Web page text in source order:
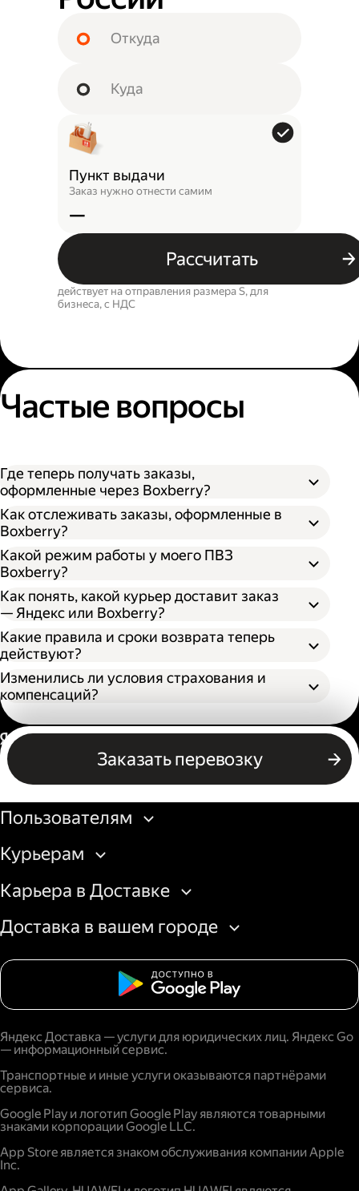
Пункт выдачи
Заказ нужно отнести самим
—
Рассчитать
действует на отправления размера S, для
бизнеса, c НДС
Частые вопросы
Где теперь получать заказы,
оформленные через Boxberry?
Как отслеживать заказы, оформленные в
Boxberry?
Какой режим работы у моего ПВЗ
Boxberry?
Как понять, какой курьер доставит заказ
— Яндекс или Boxberry?
Какие правила и сроки возврата теперь
действуют?
Изменились ли условия страхования и
компенсаций?
Заказать перевозку
Россия
Бизнесу
Пользователям
Курьерам
Карьера в Доставке
Доставка в вашем городе
Яндекс Доставка — услуги для юридических лиц. Яндекс Go
— информационный сервис.
Транспортные и иные услуги оказываются партнёрами
сервиса.
Google Play и логотип Google Play являются товарными
знаками корпорации Google LLC.
App Store является знаком обслуживания компании Apple
Inc.